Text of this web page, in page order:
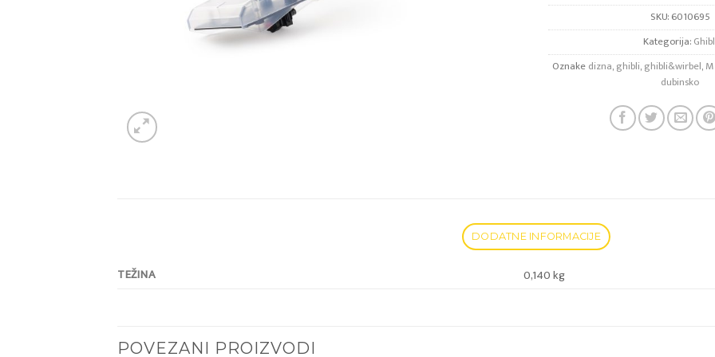
SKU:6010695
Kategorija:
Oznakedizna,ghibli,ghibli&wirbel,
dubinsko
DODATNE INFORMACIJE
TEŽINA 0,140 kg
POVEZANI PROIZVODI